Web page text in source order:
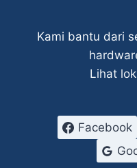
Kami bantu dari
Lihat
Facebook